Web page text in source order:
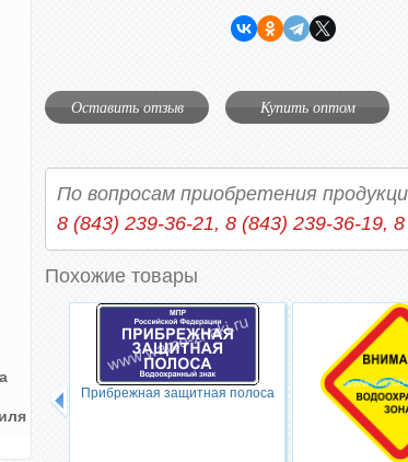
Оставить отзыв Купить оптом
По вопросам приобретения
8 (843) 239-36-21, 8 (843) 239-36-19,
Похожие товары
Прибрежная защитная полоса